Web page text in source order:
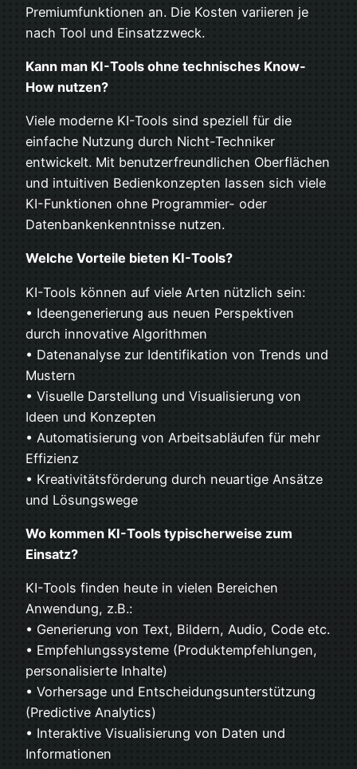
Premiumfunktionen an. Die Kosten variieren je
nach Tool und Einsatzzweck.
Kann man KI-Tools ohne technisches Know-
How nutzen?
Viele moderne KI-Tools sind speziell für die
einfache Nutzung durch Nicht-Techniker
entwickelt. Mit benutzerfreundlichen Oberflächen
und intuitiven Bedienkonzepten lassen sich viele
KI-Funktionen ohne Programmier- oder
Datenbankenkenntnisse nutzen.
Welche Vorteile bieten KI-Tools?
KI-Tools können auf viele Arten nützlich sein:
• Ideengenerierung aus neuen Perspektiven
durch innovative Algorithmen
• Datenanalyse zur Identifikation von Trends und
Mustern
• Visuelle Darstellung und Visualisierung von
Ideen und Konzepten
• Automatisierung von Arbeitsabläufen für mehr
Effizienz
• Kreativitätsförderung durch neuartige Ansätze
und Lösungswege
Wo kommen KI-Tools typischerweise zum
Einsatz?
KI-Tools finden heute in vielen Bereichen
Anwendung, z.B.:
• Generierung von Text, Bildern, Audio, Code etc.
• Empfehlungssysteme (Produktempfehlungen,
personalisierte Inhalte)
• Vorhersage und Entscheidungsunterstützung
(Predictive Analytics)
• Interaktive Visualisierung von Daten und
Informationen